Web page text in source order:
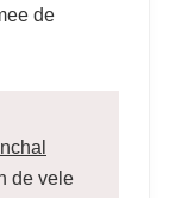
de
de vele